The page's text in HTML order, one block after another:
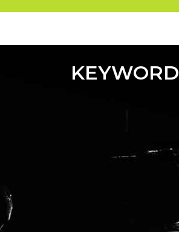
KEYWORD